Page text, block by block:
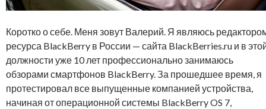
Коротко о себе. Меня зовут Валерий. Я являюсь
ресурса BlackBerry в России — сайта BlackBerries.ru и в
должности уже 10 лет профессионально занимаюсь
обзорами смартфонов BlackBerry. За прошедшее время, я
протестировал все выпущенные компанией устройства,
начиная от операционной системы BlackBerry OS 7,